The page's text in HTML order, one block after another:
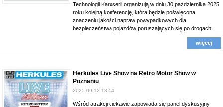
Technologii Karoserii organizują w dniu 30 października 2025
roku kolejną konferencję, która będzie poświęcona
znaczeniu jakości napraw powypadkowych dla
bezpieczeństwa pojazdów poruszających się po drogach.
więcej
Herkules Live Show na Retro Motor Show w
Poznaniu
2025-09-12 13:54
Wśród atrakcji ciekawie zapowiada się panel dyskusyjny